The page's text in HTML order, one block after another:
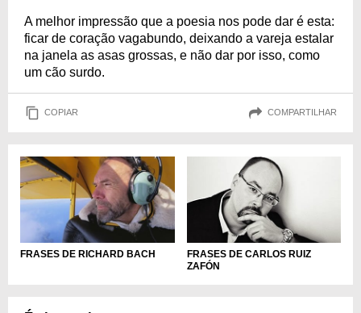
A melhor impressão que a poesia nos pode dar é esta:
ficar de coração vagabundo, deixando a vareja estalar
na janela as asas grossas, e não dar por isso, como
um cão surdo.
COPIAR COMPARTILHAR
FRASES DE RICHARD BACH
FRASES DE CARLOS RUIZ
ZAFÓN